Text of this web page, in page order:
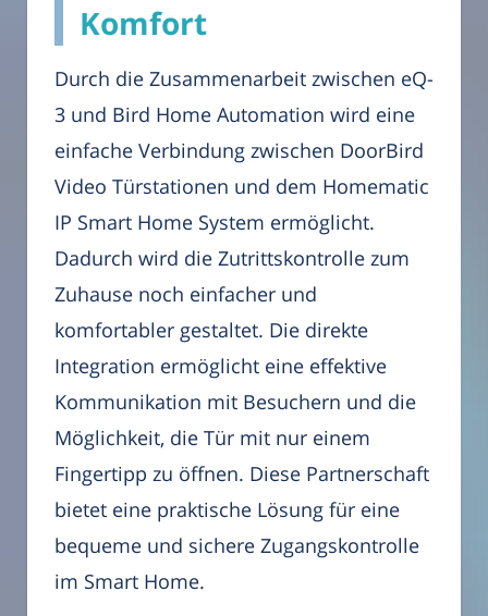
Komfort
Durch die Zusammenarbeit zwischen eQ-
3 und Bird Home Automation wird eine
einfache Verbindung zwischen DoorBird
Video Türstationen und dem Homematic
IP Smart Home System ermöglicht.
Dadurch wird die Zutrittskontrolle zum
Zuhause noch einfacher und
komfortabler gestaltet. Die direkte
Integration ermöglicht eine effektive
Kommunikation mit Besuchern und die
Möglichkeit, die Tür mit nur einem
Fingertipp zu öffnen. Diese Partnerschaft
bietet eine praktische Lösung für eine
bequeme und sichere Zugangskontrolle
im Smart Home.